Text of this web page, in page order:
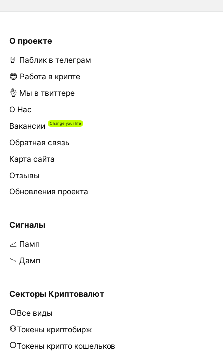
О проекте
🤘 Паблик в телеграм
😎 Работа в крипте
👌 Мы в твиттере
О Нас
Вакансии
Обратная связь
Карта сайта
Отзывы
Обновления проекта
Сигналы
📈 Памп
📉 Дамп
Секторы Криптовалют
Все виды
Токены криптобирж
Токены крипто кошельков